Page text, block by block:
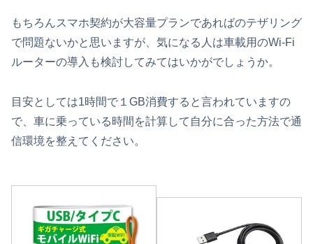
もちろんスマホ契約が大容量プランであればのテザリング
で問題ないかと思いますが、気になる人は車載用のWi-Fi
ルーターの導入も検討してみてはいかがでしょうか。
目安としては1時間で１GB消費すると言われていますの
で、車に乗っている時間を計算して自分に合った方法で通
信環境を整えてください。